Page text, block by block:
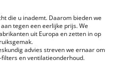
die u inademt. Daarom bieden we
tegen een eerlijke prijs. We
uit Europa en zetten in op
advies streven we ernaar om
en ventilatieonderhoud.